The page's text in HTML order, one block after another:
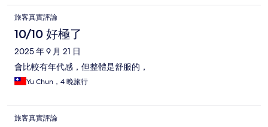
旅客真實評論
10/10 好極了
2025 年 9 月 21 日
會比較有年代感，但整體是舒服的，
Yu Chun，4 晚旅行
旅客真實評論